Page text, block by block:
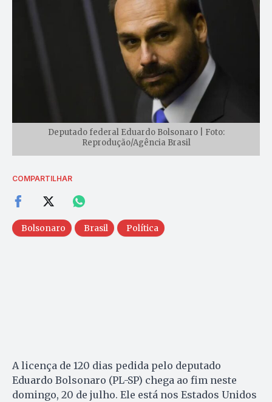
Deputado federal Eduardo Bolsonaro | Foto:
Reprodução/Agência Brasil
COMPARTILHAR
Bolsonaro Brasil Política
A licença de 120 dias pedida pelo deputado
Eduardo Bolsonaro (PL-SP) chega ao fim neste
domingo, 20 de julho. Ele está nos Estados Unidos